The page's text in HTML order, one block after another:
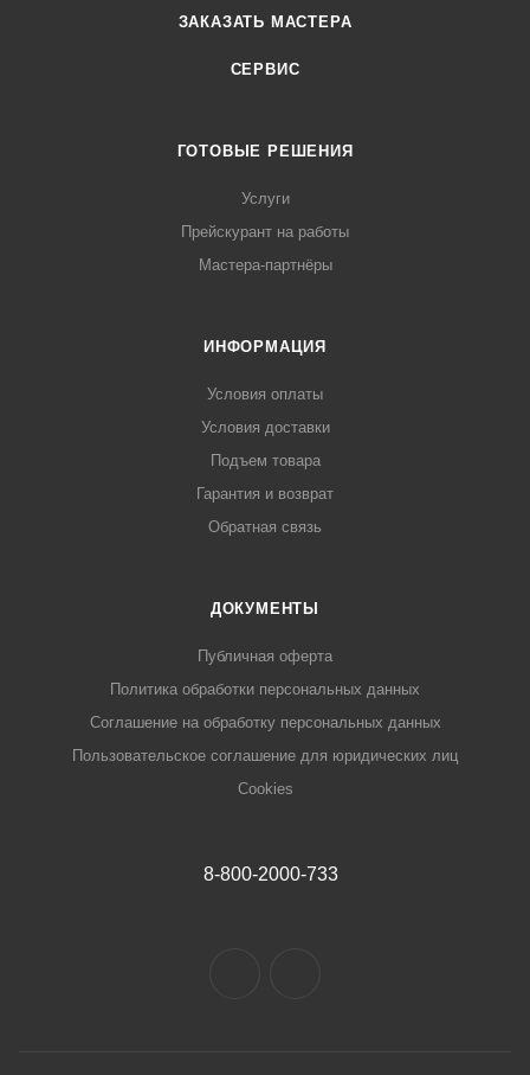
ЗАКАЗАТЬ МАСТЕРА
СЕРВИС
ГОТОВЫЕ РЕШЕНИЯ
Услуги
Прейскурант на работы
Мастера-партнёры
ИНФОРМАЦИЯ
Условия оплаты
Условия доставки
Подъем товара
Гарантия и возврат
Обратная связь
ДОКУМЕНТЫ
Публичная оферта
Политика обработки персональных данных
Соглашение на обработку персональных данных
Пользовательское соглашение для юридических лиц
Cookies
8-800-2000-733